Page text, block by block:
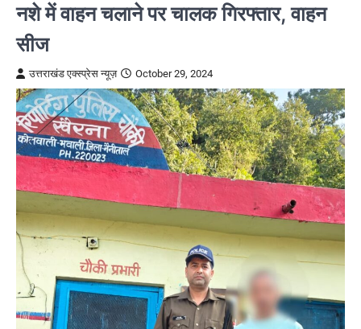
नशे में वाहन चलाने पर चालक गिरफ्तार, वाहन
सीज
उत्तराखंड एक्स्प्रेस न्यूज़ October 29, 2024